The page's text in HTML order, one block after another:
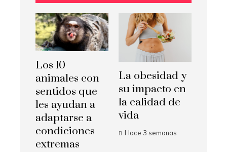
Los 10
animales con
sentidos que
les ayudan a
adaptarse a
condiciones
extremas
La obesidad y
su impacto en
la calidad de
vida
Hace 3 semanas